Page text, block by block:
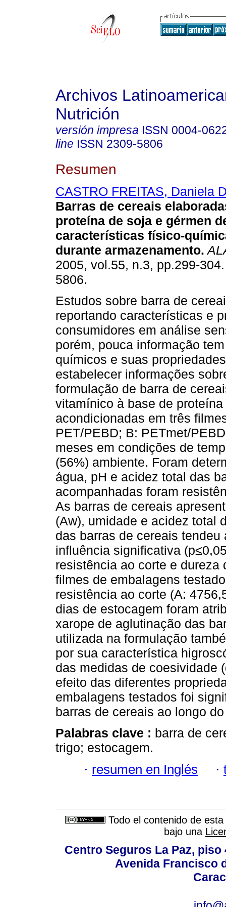
Archivos
Nutrición
versión impresa ISSN 0004-
line ISSN 2309-5806
Resumen
CASTRO FREITAS, Daniela
Barras de cereais
proteína de soja e gérmen
características físico-
durante armazenamento.
2005, vol.55, n.3, pp.299-
5806.
Estudos sobre barra de
reportando características e
consumidores em análise
porém, pouca informação
químicos e suas
estabelecer informações
formulação de barra de
vitamínico à base de
acondicionadas em três
PET/PEBD; B: PETmet/
meses em condições de
(56%) ambiente. Foram
água, pH e acidez total das
acompanhadas foram
As barras de cereais
(Aw), umidade e acidez total
das barras de cereais
influência significativa
resistência ao corte e
filmes de embalagens
resistência ao corte (A:
dias de estocagem foram
xarope de aglutinação das
utilizada na formulação
por sua característica
das medidas de coesividade
efeito das diferentes
embalagens testados foi
barras de cereais ao longo
Palabras clave : barra de
trigo; estocagem.
· resumen en Inglés ·
Todo el contenido de
bajo una
Centro Seguros La Paz,
Avenida Francisco